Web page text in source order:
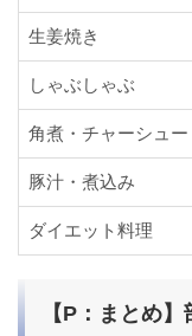
生姜焼き
しゃぶしゃぶ
角煮・チャーシュー
豚汁・煮込み
ダイエット料理
【P：まとめ